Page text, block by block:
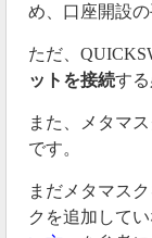
め、口座開設
ただ、
ットを接続する
また、メタマ
です。
まだメタマス
クを追加して